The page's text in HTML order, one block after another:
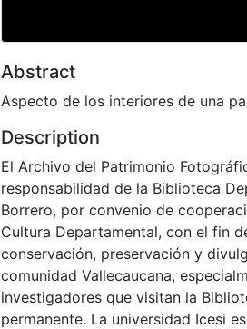
Abstract
Aspecto de los interiores de una
Description
El Archivo del Patrimonio
responsabilidad de la Biblioteca
Borrero, por convenio de
Cultura Departamental, con el fin
conservación, preservación y
comunidad Vallecaucana,
investigadores que visitan la
permanente. La universidad Icesi